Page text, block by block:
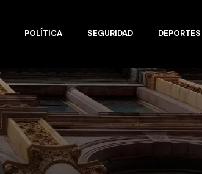
POLÍTICA SEGURIDAD DEPORTES